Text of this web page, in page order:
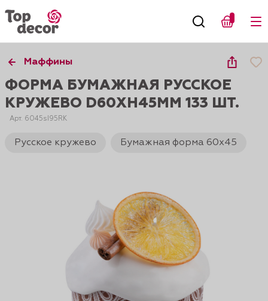
Маффины
ФОРМА БУМАЖНАЯ РУССКОЕ
КРУЖЕВО D60XH45ММ 133 ШТ.
Арт. 6045sI95RK
Русское кружево Бумажная форма 60х45